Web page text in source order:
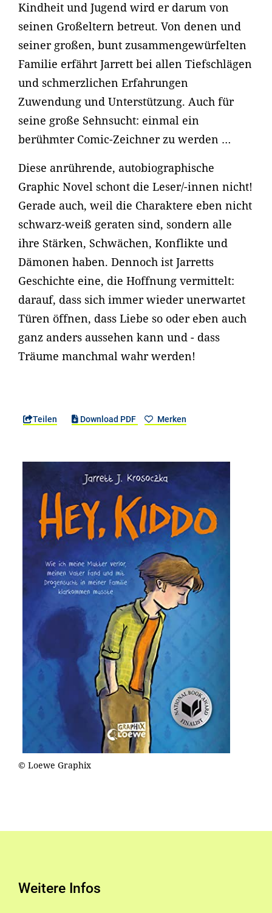
Kindheit und Jugend wird er darum von
seinen Großeltern betreut. Von denen und
seiner großen, bunt zusammengewürfelten
Familie erfährt Jarrett bei allen Tiefschlägen
und schmerzlichen Erfahrungen
Zuwendung und Unterstützung. Auch für
seine große Sehnsucht: einmal ein
berühmter Comic-Zeichner zu werden …
Diese anrührende, autobiographische
Graphic Novel schont die Leser/-innen nicht!
Gerade auch, weil die Charaktere eben nicht
schwarz-weiß geraten sind, sondern alle
ihre Stärken, Schwächen, Konflikte und
Dämonen haben. Dennoch ist Jarretts
Geschichte eine, die Hoffnung vermittelt:
darauf, dass sich immer wieder unerwartet
Türen öffnen, dass Liebe so oder eben auch
ganz anders aussehen kann und - dass
Träume manchmal wahr werden!
Teilen Download PDF Merken
© Loewe Graphix
Weitere Infos